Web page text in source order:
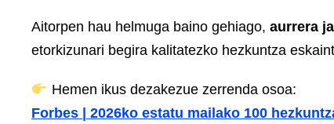
Aitorpen hau helmuga baino gehiago, aurrera
etorkizunari begira kalitatezko hezkuntza
Hemen ikus dezakezue zerrenda osoa:
Forbes | 2026ko estatu mailako 100